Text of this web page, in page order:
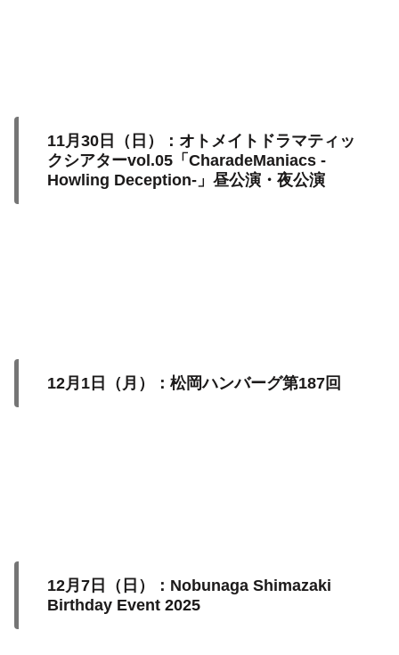
11月30日（日）：オトメイトドラマティッ
クシアターvol.05「CharadeManiacs -
Howling Deception-」昼公演・夜公演
12月1日（月）：松岡ハンバーグ第187回
12月7日（日）：Nobunaga Shimazaki
Birthday Event 2025